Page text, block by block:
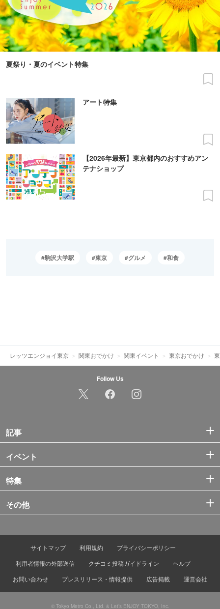
夏祭り・夏のイベント特集
アート特集
【2026年最新】東京都内のおすすめアン
テナショップ
駒沢大学駅 東京 グルメ 和食
レッツエンジョイ東京 関東おでかけ 関東イベント 東京おでかけ
Follow Us
記事
イベント
特集
その他
サイトマップ 利用規約
プライバシーポリシー
利用者情報の外部送信
クチコミ投稿ガイドライン
ヘルプ
お問い合わせ
プレスリリース・情報提供 広告掲載 運営会社
© Tokyo Metro Co., Ltd. & Let’s ENJOY TOKYO, Inc.